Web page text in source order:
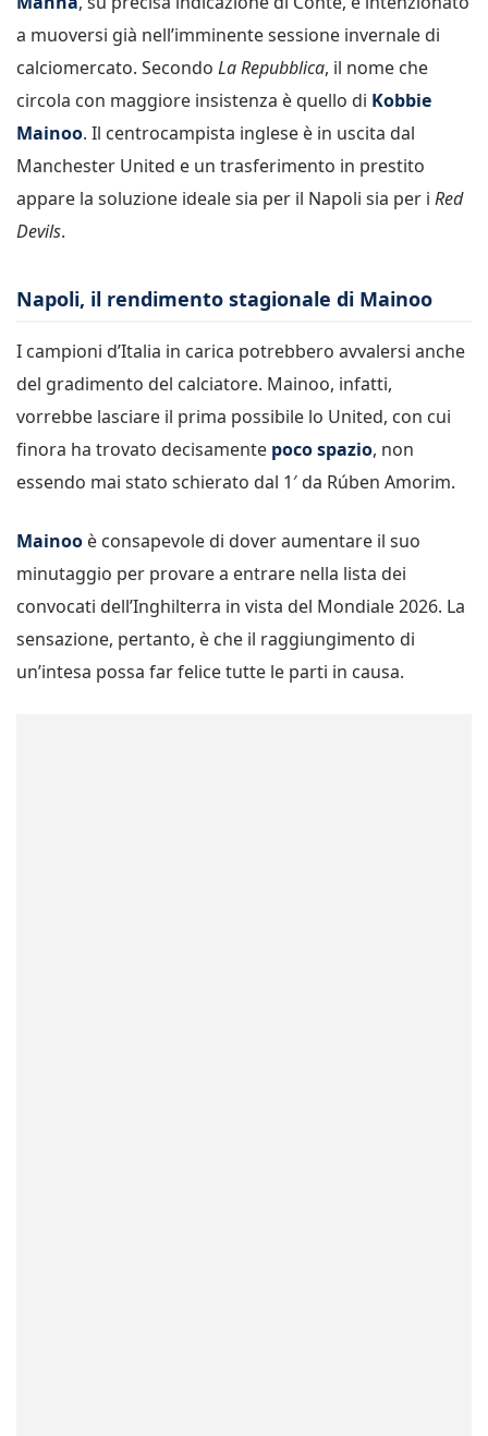
a muoversi già nell’imminente sessione invernale di
calciomercato. Secondo La Repubblica, il nome che
circola con maggiore insistenza è quello di Kobbie
Mainoo. Il centrocampista inglese è in uscita dal
Manchester United e un trasferimento in prestito
appare la soluzione ideale sia per il Napoli sia per i Red
Devils.
Napoli, il rendimento stagionale di Mainoo
I campioni d’Italia in carica potrebbero avvalersi anche
del gradimento del calciatore. Mainoo, infatti,
vorrebbe lasciare il prima possibile lo United, con cui
finora ha trovato decisamente poco spazio, non
essendo mai stato schierato dal 1′ da Rúben Amorim.
Mainoo è consapevole di dover aumentare il suo
minutaggio per provare a entrare nella lista dei
convocati dell’Inghilterra in vista del Mondiale 2026. La
sensazione, pertanto, è che il raggiungimento di
un’intesa possa far felice tutte le parti in causa.